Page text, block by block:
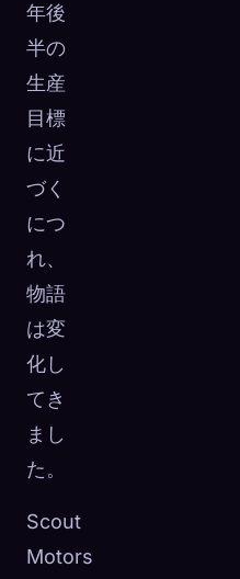
年後
半の
生産
目標
に近
づく
につ
れ、
物語
は変
化し
てき
まし
た。
Scout
Motors